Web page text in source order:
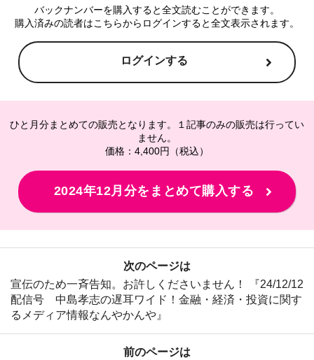
バックナンバーを購入すると全文読むことができます。
購入済みの読者はこちらからログインすると全文表示されます。
ログインする
ひと月分まとめての販売となります。１記事のみの販売は行ってい
ません。
価格：4,400円（税込）
2024年12月分をまとめて購入する
前のページは
次のページは
宣伝のため一斉告知。お許しくださいません！ 『24/12/12
配信号 中島孝志の遅耳ワイド！金融・経済・投資に関す
るメディア情報なんやかんや』